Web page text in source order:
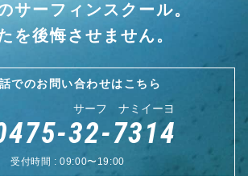
サーフィンスクール。
を後悔させません。
でのお問い合わせはこちら
サーフ ナミイーヨ
32-7314
受付時間 : 09:00〜19:00